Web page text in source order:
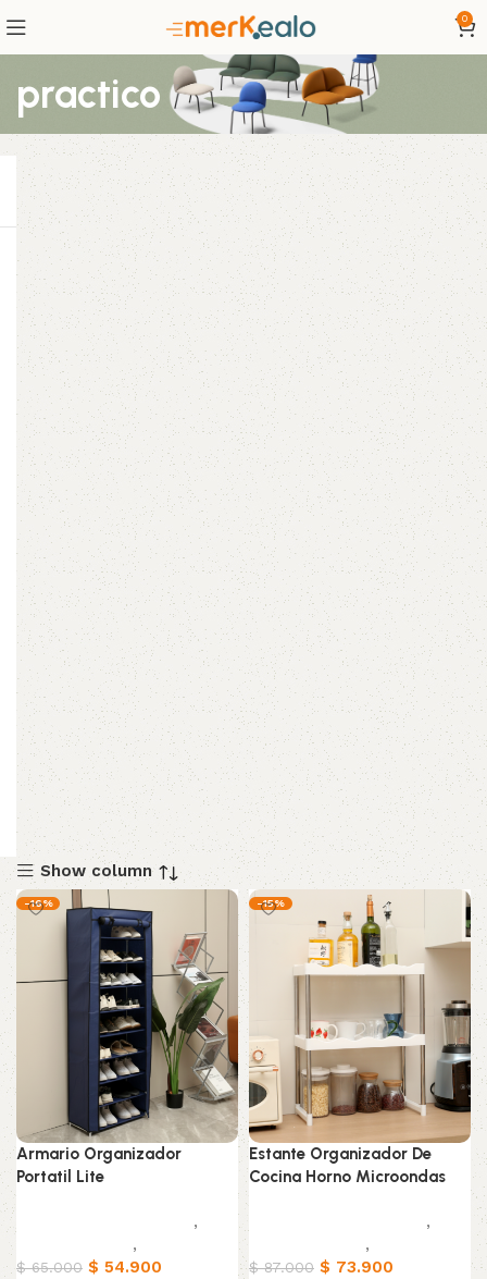
0
practico
Show column
-16%
Armario Organizador
Portatil Lite
,
,
$65.000 $ 54.900
-15%
Estante Organizador De
Cocina Horno Microondas
,
,
$87.000 $ 73.900